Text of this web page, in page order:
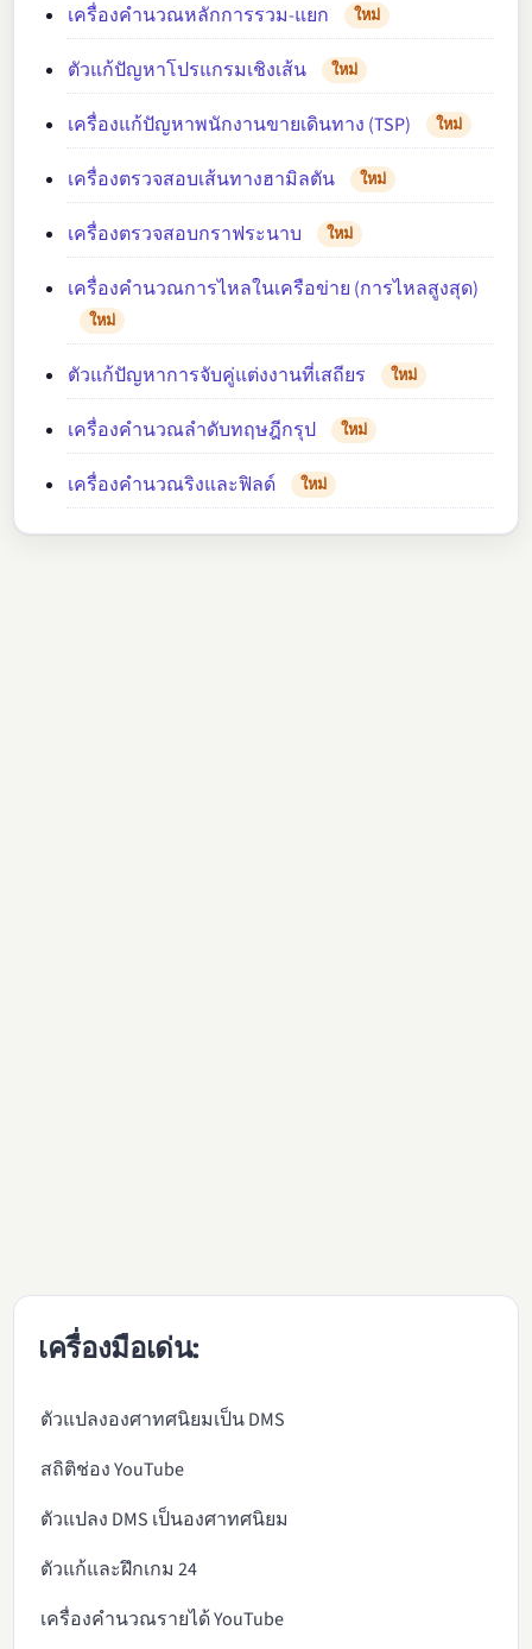
เครื่องคำนวณหลักการรวม-แยก ใหม่
ตัวแก้ปัญหาโปรแกรมเชิงเส้น ใหม่
เครื่องแก้ปัญหาพนักงานขายเดินทาง (TSP) ใหม่
เครื่องตรวจสอบเส้นทางฮามิลตัน ใหม่
เครื่องตรวจสอบกราฟระนาบ ใหม่
เครื่องคำนวณการไหลในเครือข่าย (การไหลสูงสุด)
ใหม่
ตัวแก้ปัญหาการจับคู่แต่งงานที่เสถียร ใหม่
เครื่องคำนวณลำดับทฤษฎีกรุป ใหม่
เครื่องคำนวณริงและฟิลด์ ใหม่
เครื่องมือเด่น:
ตัวแปลงองศาทศนิยมเป็น DMS
สถิติช่อง YouTube
ตัวแปลง DMS เป็นองศาทศนิยม
ตัวแก้และฝึกเกม 24
เครื่องคำนวณรายได้ YouTube